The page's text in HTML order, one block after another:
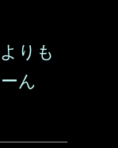
りも
ん